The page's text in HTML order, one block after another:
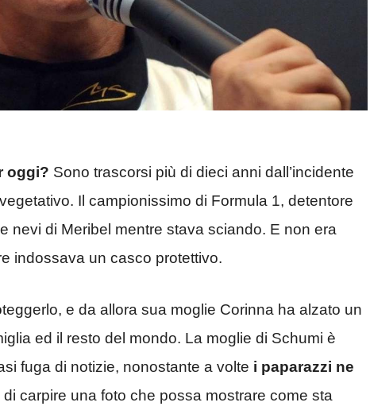
oggi? Sono trascorsi più di dieci anni dall’incidente
Il campionissimo di Formula 1, detentore
nevi di Meribel mentre stava sciando. E non era
indossava un casco protettivo.
e da allora sua moglie Corinna ha alzato un
ed il resto del mondo. La moglie di Schumi è
fuga di notizie, nonostante a volte i paparazzi ne
di carpire una foto che possa mostrare come sta